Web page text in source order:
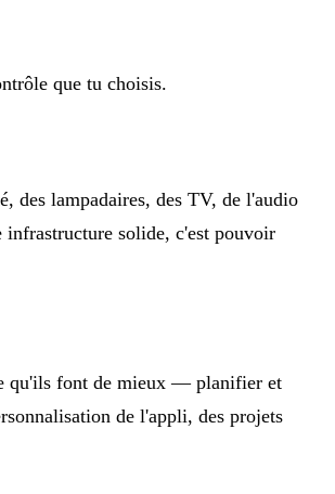
que tu choisis.
des lampadaires, des TV, de l'audio
solide, c'est pouvoir
qu'ils font de mieux — planifier et
de l'appli, des projets